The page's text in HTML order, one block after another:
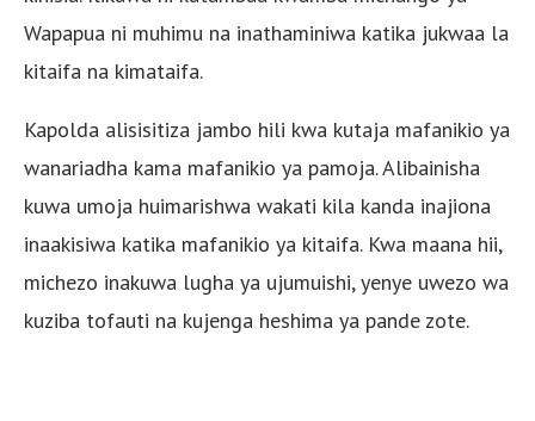
Wapapua ni muhimu na inathaminiwa katika jukwaa la
kitaifa na kimataifa.
Kapolda alisisitiza jambo hili kwa kutaja mafanikio ya
wanariadha kama mafanikio ya pamoja. Alibainisha
kuwa umoja huimarishwa wakati kila kanda inajiona
inaakisiwa katika mafanikio ya kitaifa. Kwa maana hii,
michezo inakuwa lugha ya ujumuishi, yenye uwezo wa
kuziba tofauti na kujenga heshima ya pande zote.